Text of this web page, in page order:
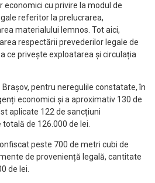
economici cu privire la modul de
referitor la prelucrarea,
materialului lemnos. Tot aici,
respectării prevederilor legale de
ce privește exploatarea și circulația
pentru neregulile constatate, în
economici și a aproximativ 130 de
aplicate 122 de sancțiuni
de 126.000 de lei.
peste 700 de metri cubi de
de proveniență legală, cantitate
de lei.